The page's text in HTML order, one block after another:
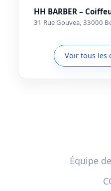
HH BARBER –
31 Rue Gouvea, 33000
Voir tous les
Équipe